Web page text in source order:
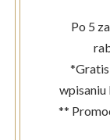
Po 5
wpisaniu
**